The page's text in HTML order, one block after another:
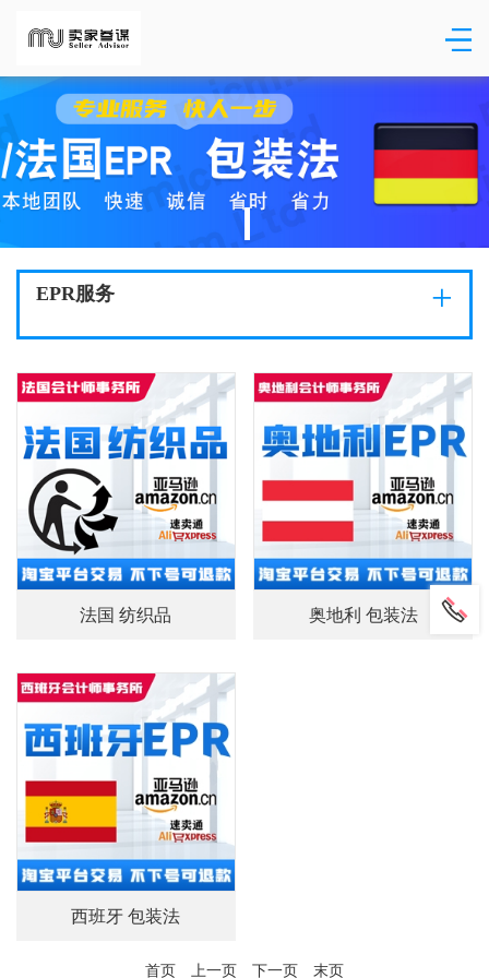
EPR服务 +
法国 纺织品 奥地利 包装法
西班牙 包装法
首页 上一页 下一页 末页